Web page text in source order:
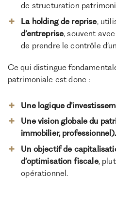
de structuration
La holding de reprise,
d’entreprise, souvent
de prendre le contrôle
Ce qui distingue
patrimoniale est donc :
Une logique
Une vision globale du
immobilier, professionnel).
Un objectif de
d’optimisation fiscale,
opérationnel.